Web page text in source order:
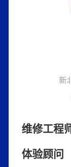
新
维修工程
体验顾问